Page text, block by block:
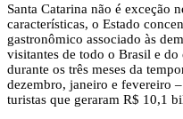
Santa Catarina não é exceção
características, o Estado
gastronômico associado às
visitantes de todo o Brasil e
durante os três meses da
dezembro, janeiro e fevereiro
turistas que geraram R$ 10,1